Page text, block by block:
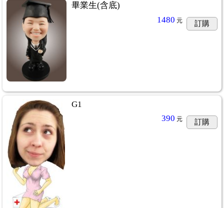
畢業生(含底)
1480 元 訂購
G1
390 元 訂購